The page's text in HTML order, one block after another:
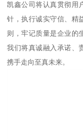
凯鑫公司将认真贯彻用
针，执行诚实守信、精
则，牢记质量是企业的
我们将真诚融入承诺、
携手走向至真未来。